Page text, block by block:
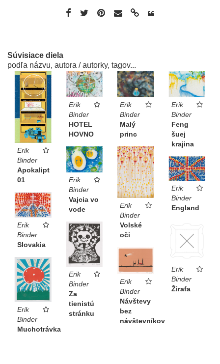
Súvisiace diela
podľa názvu, autora / autorky, tagov...
Erik
Binder
Apokalipt
01
Erik
Binder
HOTEL
HOVNO
Erik
Binder
Malý
princ
Erik
Binder
Feng
šuej
krajina
Erik
Binder
Vajcia vo
vode
Erik
Binder
Volské
oči
Erik
Binder
England
Erik
Binder
Slovakia
Erik
Binder
Žirafa
Erik
Binder
Za
tienistú
stránku
Erik
Binder
Návštevy
bez
návštevníkov
Erik
Binder
Muchotrávka